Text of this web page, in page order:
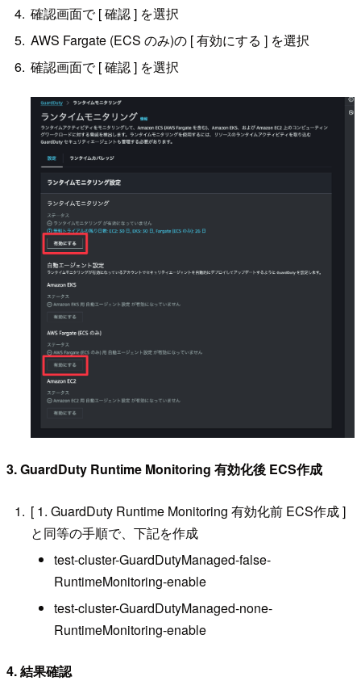
確認画面で [ 確認 ] を選択
AWS Fargate (ECS のみ)の [ 有効にする ] を選択
確認画面で [ 確認 ] を選択
3. GuardDuty Runtime Monitoring 有効化後 ECS作成
[ 1. GuardDuty Runtime Monitoring 有効化前 ECS作成 ]
と同等の手順で、下記を作成
test-cluster-GuardDutyManaged-false-
RuntimeMonitoring-enable
test-cluster-GuardDutyManaged-none-
RuntimeMonitoring-enable
4. 結果確認